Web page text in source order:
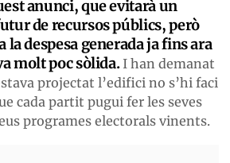
anunci, que evitarà un
de recursos públics, però
despesa generada ja fins ara
molt poc sòlida.I han demanat
projectat l’edifici no s’hi faci
cada partit pugui fer les seves
programes electorals vinents.